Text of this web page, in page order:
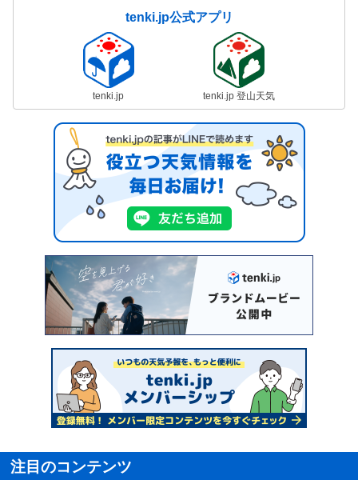
tenki.jp公式アプリ
tenki.jp tenki.jp 登山天気
注目のコンテンツ